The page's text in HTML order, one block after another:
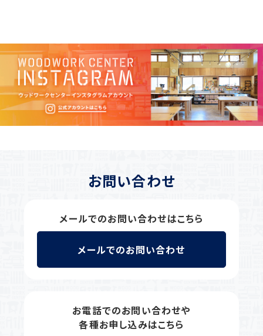
お問い合わせ
メールでのお問い合わせはこちら
メールでのお問い合わせ
お電話でのお問い合わせや
各種お申し込みはこちら